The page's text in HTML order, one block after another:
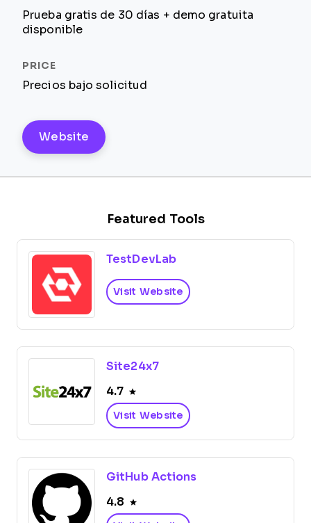
Prueba gratis de 30 días + demo gratuita
disponible
Precios bajo solicitud
Website
Featured Tools
TestDevLab
Visit Website
Site24x7
4.7
Visit Website
GitHub Actions
4.8